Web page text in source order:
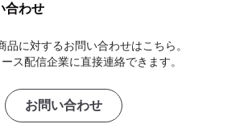
合わせ
品に対するお問い合わせはこちら。
ス配信企業に直接連絡できます。
お問い合わせ